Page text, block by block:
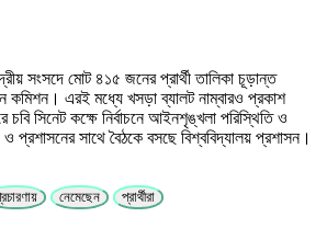
সংসদে মোট ৪১৫ জনের প্রার্থী তালিকা চূড়ান্ত
কমিশন। এরই মধ্যে খসড়া ব্যালট নাম্বারও প্রকাশ
সিনেট কক্ষে নির্বাচনে আইনশৃঙ্খলা পরিস্থিতি ও
ও প্রশাসনের সাথে বৈঠকে বসছে বিশ্ববিদ্যালয় প্রশাসন।
নেমেছেন প্রার্থীরা